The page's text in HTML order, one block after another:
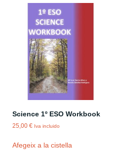
Science 1º ESO Workbook
25,00€ Iva incluido
Afegeix a la cistella